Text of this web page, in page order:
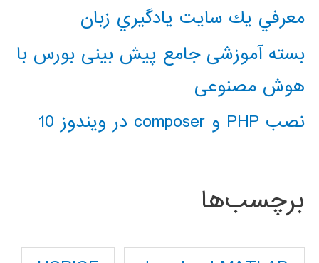
معرفي يك سايت يادگيري زبان
بسته آموزشی جامع پیش بینی بورس با
هوش مصنوعی
نصب PHP و composer در ویندوز 10
برچسب‌ها